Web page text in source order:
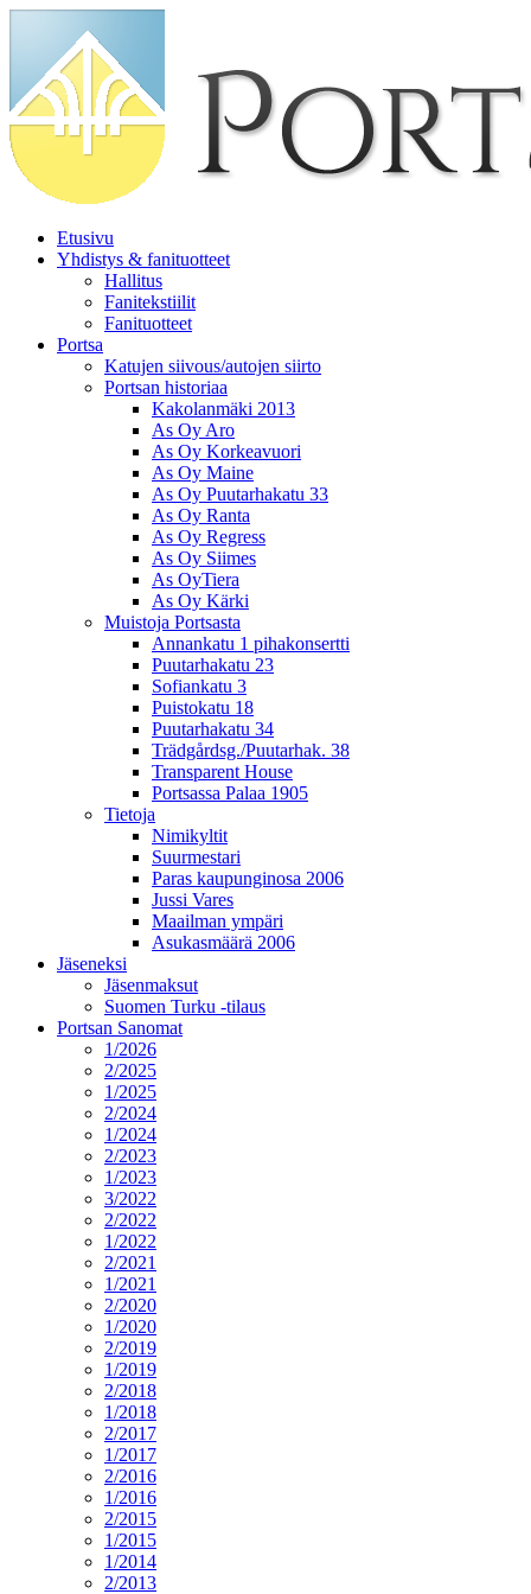
Etusivu
Yhdistys & fanituotteet
Hallitus
Fanitekstiilit
Fanituotteet
Portsa
Katujen siivous/autojen siirto
Portsan historiaa
Kakolanmäki 2013
As Oy Aro
As Oy Korkeavuori
As Oy Maine
As Oy Puutarhakatu 33
As Oy Ranta
As Oy Regress
As Oy Siimes
As OyTiera
As Oy Kärki
Muistoja Portsasta
Annankatu 1 pihakonsertti
Puutarhakatu 23
Sofiankatu 3
Puistokatu 18
Puutarhakatu 34
Trädgårdsg./Puutarhak. 38
Transparent House
Portsassa Palaa 1905
Tietoja
Nimikyltit
Suurmestari
Paras kaupunginosa 2006
Jussi Vares
Maailman ympäri
Asukasmäärä 2006
Jäseneksi
Jäsenmaksut
Suomen Turku -tilaus
Portsan Sanomat
1/2026
2/2025
1/2025
2/2024
1/2024
2/2023
1/2023
3/2022
2/2022
1/2022
2/2021
1/2021
2/2020
1/2020
2/2019
1/2019
2/2018
1/2018
2/2017
1/2017
2/2016
1/2016
2/2015
1/2015
1/2014
2/2013